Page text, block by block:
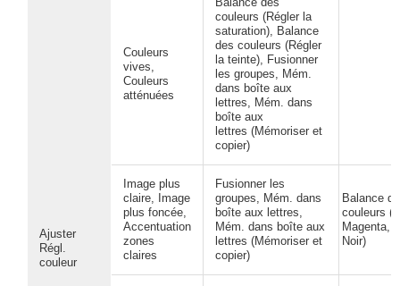
Ajuster
Régl.
couleur
Couleurs
vives,
Couleurs
atténuées
couleurs (Régler la
saturation), Balance
des couleurs (Régler
la teinte), Fusionner
les groupes, Mém.
dans boîte aux
lettres, Mém. dans
boîte aux
lettres (Mémoriser et
copier)
Image plus
claire, Image
plus foncée,
Accentuation
zones
claires
Fusionner les
groupes, Mém. dans
boîte aux lettres,
Mém. dans boîte aux
lettres (Mémoriser et
copier)
Balance
couleurs
Magenta,
Noir)